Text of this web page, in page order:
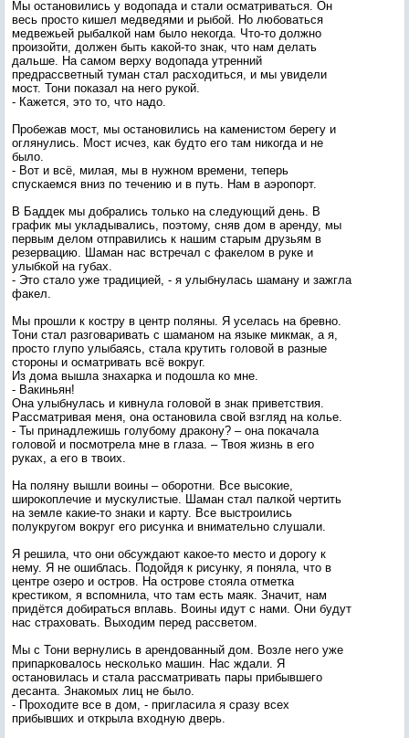
Мы остановились у водопада и стали осматриваться. Он
весь просто кишел медведями и рыбой. Но любоваться
медвежьей рыбалкой нам было некогда. Что-то должно
произойти, должен быть какой-то знак, что нам делать
дальше. На самом верху водопада утренний
предрассветный туман стал расходиться, и мы увидели
мост. Тони показал на него рукой.
- Кажется, это то, что надо.
Пробежав мост, мы остановились на каменистом берегу и
оглянулись. Мост исчез, как будто его там никогда и не
было.
- Вот и всё, милая, мы в нужном времени, теперь
спускаемся вниз по течению и в путь. Нам в аэропорт.
В Баддек мы добрались только на следующий день. В
график мы укладывались, поэтому, сняв дом в аренду, мы
первым делом отправились к нашим старым друзьям в
резервацию. Шаман нас встречал с факелом в руке и
улыбкой на губах.
- Это стало уже традицией, - я улыбнулась шаману и зажгла
факел.
Мы прошли к костру в центр поляны. Я уселась на бревно.
Тони стал разговаривать с шаманом на языке микмак, а я,
просто глупо улыбаясь, стала крутить головой в разные
стороны и осматривать всё вокруг.
Из дома вышла знахарка и подошла ко мне.
- Вакиньян!
Она улыбнулась и кивнула головой в знак приветствия.
Рассматривая меня, она остановила свой взгляд на колье.
- Ты принадлежишь голубому дракону? – она покачала
головой и посмотрела мне в глаза. – Твоя жизнь в его
руках, а его в твоих.
На поляну вышли воины – оборотни. Все высокие,
широкоплечие и мускулистые. Шаман стал палкой чертить
на земле какие-то знаки и карту. Все выстроились
полукругом вокруг его рисунка и внимательно слушали.
Я решила, что они обсуждают какое-то место и дорогу к
нему. Я не ошиблась. Подойдя к рисунку, я поняла, что в
центре озеро и остров. На острове стояла отметка
крестиком, я вспомнила, что там есть маяк. Значит, нам
придётся добираться вплавь. Воины идут с нами. Они будут
нас страховать. Выходим перед рассветом.
Мы с Тони вернулись в арендованный дом. Возле него уже
припарковалось несколько машин. Нас ждали. Я
остановилась и стала рассматривать пары прибывшего
десанта. Знакомых лиц не было.
- Проходите все в дом, - пригласила я сразу всех
прибывших и открыла входную дверь.